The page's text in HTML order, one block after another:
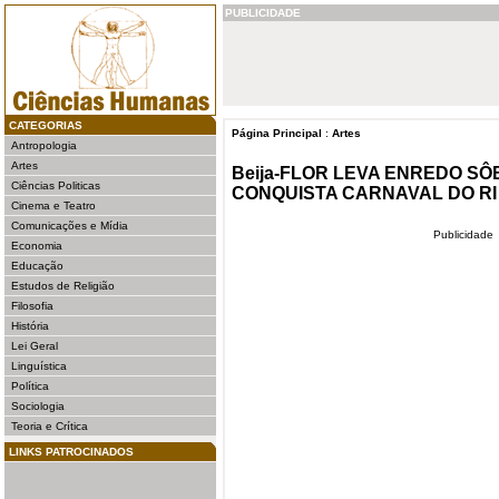
CATEGORIAS
Antropologia
Artes
Ciências Politicas
Cinema e Teatro
Comunicações e Mídia
Economia
Educação
Estudos de Religião
Filosofia
História
Lei Geral
Linguística
Política
Sociologia
Teoria e Crítica
LINKS PATROCINADOS
PUBLICIDADE
Página Principal : Artes
Beija-FLOR LEVA ENREDO
CONQUISTA CARNAVAL DO RI
Publicidade